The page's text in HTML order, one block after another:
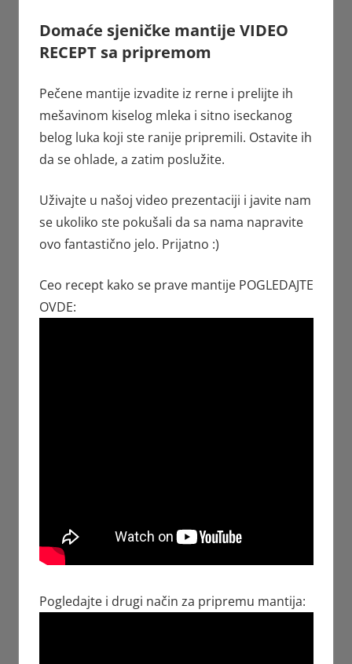
Domaće sjeničke mantije VIDEO
RECEPT sa pripremom
Pečene mantije izvadite iz rerne i prelijte ih
mešavinom kiselog mleka i sitno iseckanog
belog luka koji ste ranije pripremili. Ostavite ih
da se ohlade, a zatim poslužite.
Uživajte u našoj video prezentaciji i javite nam
se ukoliko ste pokušali da sa nama napravite
ovo fantastično jelo. Prijatno :)
Ceo recept kako se prave mantije POGLEDAJTE
OVDE:
Pogledajte i drugi način za pripremu mantija: